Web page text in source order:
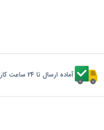
آماده ارسال تا 24 ساعت کاری